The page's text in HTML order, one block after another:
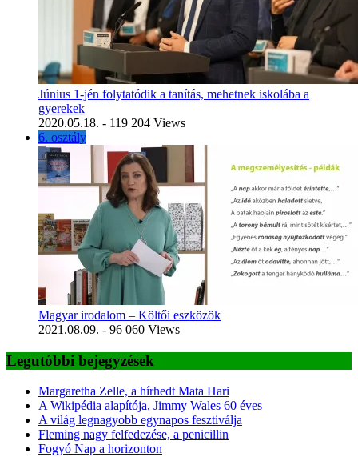
Június 1-jén folytatódik a tanítás, mehetnek iskolába a
gyerekek
2020.05.18. - 119 204 Views
6. osztály
Magyar irodalom – Költői eszközök
2021.08.09. - 96 060 Views
Legutóbbi bejegyzések
Margaretha Zelle, a hírhedt Mata Hari
A Wikipédia alapítója, Jimmy Wales 60 éves
A világ legnagyobb egynapos fesztiválja
Fleming nagy felfedezése, a penicillin
Fogyó Nap a horizonton